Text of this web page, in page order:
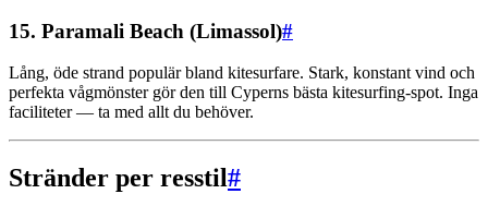
15. Paramali Beach (Limassol)#
Lång, öde strand populär bland kitesurfare. Stark, konstant vind och
perfekta vågmönster gör den till Cyperns bästa kitesurfing-spot. Inga
faciliteter — ta med allt du behöver.
Stränder per resstil#